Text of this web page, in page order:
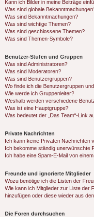
Kann ich Bilder in meine Beiträge
Was sind globale
Was sind Bekanntmachungen?
Was sind wichtige Themen?
Was sind geschlossene Themen?
Was sind Themen-Symbole?
Benutzer-Stufen und Gruppen
Was sind Administratoren?
Was sind Moderatoren?
Was sind Benutzergruppen?
Wo finde ich die Benutzergruppen
Wie werde ich Gruppenleiter?
Weshalb werden verschiedene
Was ist eine Hauptgruppe?
Was bedeutet der „Das Team“-Link
Private Nachrichten
Ich kann keine Privaten Nachrichten
Ich bekomme ständig unerwünschte
Ich habe eine Spam-E-Mail von
Freunde und ignorierte Mitglieder
Wozu benötige ich die Listen der
Wie kann ich Mitglieder zur Liste der
hinzufügen oder diese wieder aus
Die Foren durchsuchen